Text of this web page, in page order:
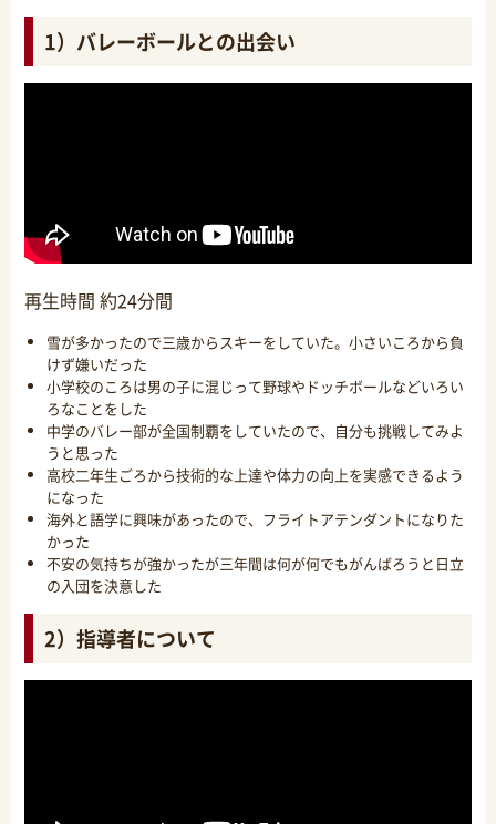
1）バレーボールとの出会い
再生時間 約24分間
雪が多かったので三歳からスキーをしていた。小さいころから負
けず嫌いだった
小学校のころは男の子に混じって野球やドッチボールなどいろい
ろなことをした
中学のバレー部が全国制覇をしていたので、自分も挑戦してみよ
うと思った
高校二年生ごろから技術的な上達や体力の向上を実感できるよう
になった
海外と語学に興味があったので、フライトアテンダントになりた
かった
不安の気持ちが強かったが三年間は何が何でもがんばろうと日立
の入団を決意した
2）指導者について